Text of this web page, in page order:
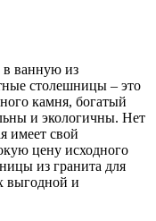
в ванную из
столешницы – это
камня, богатый
и экологичны. Нет
имеет свой
цену исходного
из гранита для
выгодной и